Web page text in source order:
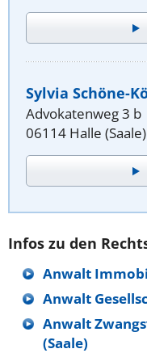
Sylvia Schöne-
Advokatenweg 3 b
06114 Halle (Saale)
Infos zu den
Anwalt
Anwalt
Anwalt
(Saale)